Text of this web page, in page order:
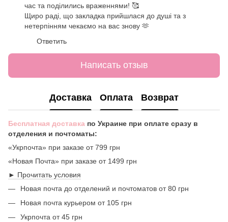
час та поділились враженнями! 🥰
Щиро раді, що закладка прийшлася до душі та з
нетерпінням чекаємо на вас знову 🫶
Ответить
Написать отзыв
Доставка Оплата Возврат
Бесплатная доставка по Украине при оплате сразу в
отделения и почтоматы:
«Укрпочта» при заказе от 799 грн
«Новая Почта» при заказе от 1499 грн
► Прочитать условия
Новая почта до отделений и почтоматов от 80 грн
Новая почта курьером от 105 грн
Укрпочта от 45 грн